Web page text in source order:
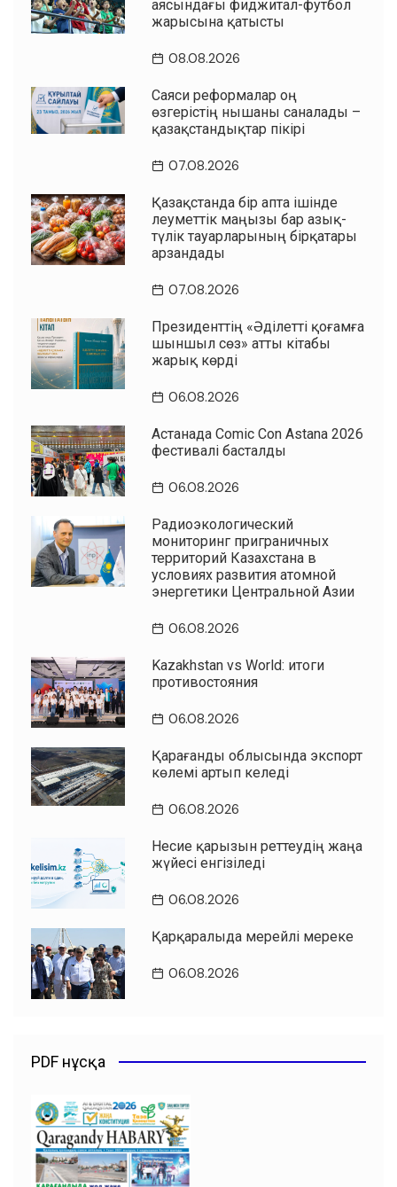
аясындағы фиджитал-футбол
жарысына қатысты
08.08.2026
Саяси реформалар оң
өзгерістің нышаны саналады –
қазақстандықтар пікірі
07.08.2026
Қазақстанда бір апта ішінде
әлеуметтік маңызы бар азық-
түлік тауарларының бірқатары
арзандады
07.08.2026
Президенттің «Әділетті қоғамға
шыншыл сөз» атты кітабы
жарық көрді
06.08.2026
Астанада Comic Con Astana 2026
фестивалі басталды
06.08.2026
Радиоэкологический
мониторинг приграничных
территорий Казахстана в
условиях развития атомной
энергетики Центральной Азии
06.08.2026
Kazakhstan vs World: итоги
противостояния
06.08.2026
Қарағанды облысында экспорт
көлемі артып келеді
06.08.2026
Несие қарызын реттеудің жаңа
жүйесі енгізіледі
06.08.2026
Қарқаралыда мерейлі мереке
06.08.2026
PDF нұсқа